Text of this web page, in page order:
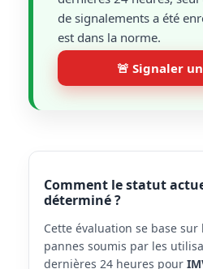
de signalements a été
est dans la norme.
🚨 Signaler
Comment le statut
déterminé ?
Cette évaluation se base
pannes soumis par les
dernières 24 heures pour